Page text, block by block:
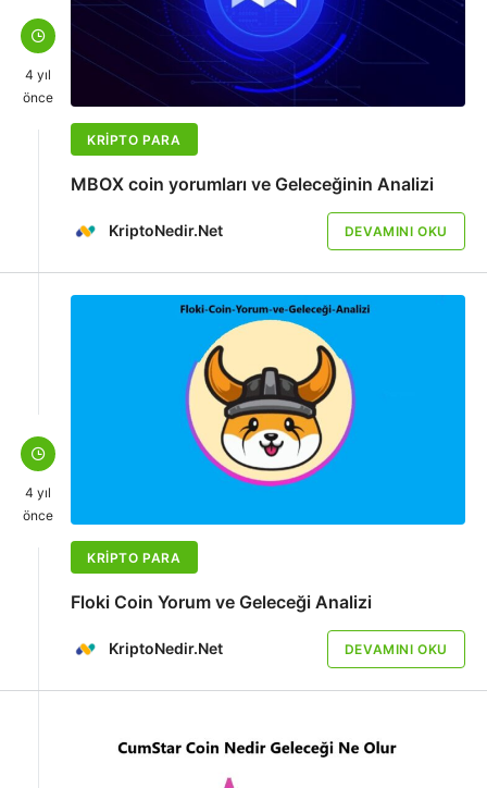
4 yıl
önce
KRIPTO PARA
MBOX coin yorumları ve Geleceğinin Analizi
KriptoNedir.Net DEVAMINI OKU
4 yıl
önce
KRIPTO PARA
Floki Coin Yorum ve Geleceği Analizi
KriptoNedir.Net DEVAMINI OKU